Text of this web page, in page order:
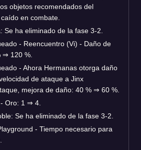
objetos recomendados del
en combate.
Se ha eliminado de la fase 3-2.
- Reencuentro (Vi) - Daño de
⇒ 120 %.
- Ahora Hermanas otorga daño
de ataque a Jinx
mejora de daño: 40 % ⇒ 60 %.
Oro: 1 ⇒ 4.
Se ha eliminado de la fase 3-2.
- Tiempo necesario para